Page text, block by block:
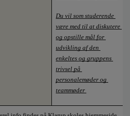
Du vil som studerende
være med til at diskutere
og opstille mål for
udvikling af den
enkeltes og gruppens
trivsel på
personalemøder og
teammøder